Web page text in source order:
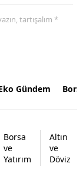
tartışalım *
Gündem
Borsa
ve
Yatırım
Altın
ve
Döviz